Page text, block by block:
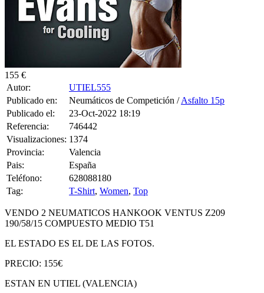
Autor:
Publicado en:
Neumáticos de Competición /
Publicado el:
23-Oct-2022 18:19
Referencia:
746442
Visualizaciones:
1374
Provincia:
Valencia
Pais:
España
Teléfono:
628088180
Tag:
T-Shirt,Women
VENDO 2 NEUMATICOS HANKOOK VENTUS Z209
190/58/15 COMPUESTO MEDIO T51
EL ESTADO ES EL DE LAS FOTOS.
PRECIO: 155€
ESTAN EN UTIEL (VALENCIA)